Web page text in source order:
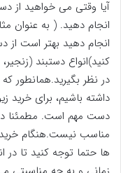
آیا وقتی می خواهید از
انجام دهید. ( به عنوان
انجام دهید بهتر است از
کنید)انواع دستبند
در نظر بگیرید.همانطور که
داشته باشیم، برای خرید
دست مهم است. مطمئنا
مناسب نیست.هنگام خرید
ها حتما توجه کنید تا در